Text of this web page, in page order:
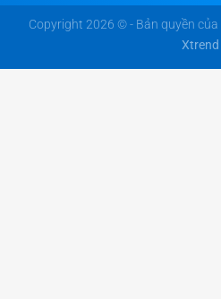
Copyright 2026 © - Bản quyền của
Xtrend